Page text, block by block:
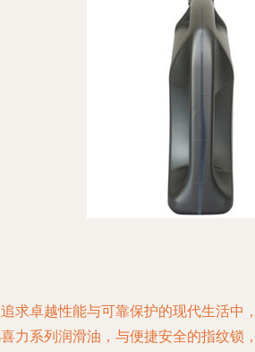
求卓越性能与可靠保护的现代生活中
力系列润滑油，与便捷安全的指纹锁